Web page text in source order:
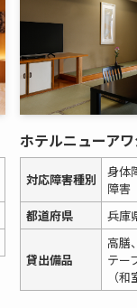
ホテルニューア
対応障害種別
身体
障害
都道府県
兵庫
貸出備品
高膳
テー
（